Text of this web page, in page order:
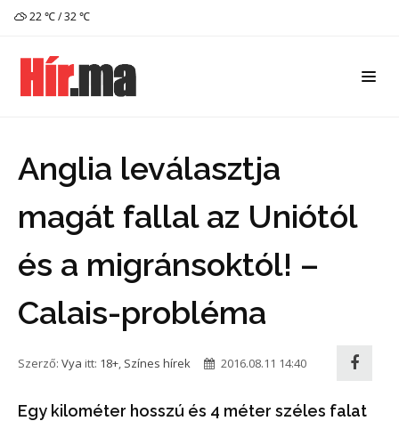
22 ℃ / 32 ℃
Anglia leválasztja
magát fallal az Uniótól
és a migránsoktól! –
Calais-probléma
Szerző: Vya itt: 18+, Színes hírek 2016.08.11 14:40
Egy kilométer hosszú és 4 méter széles falat